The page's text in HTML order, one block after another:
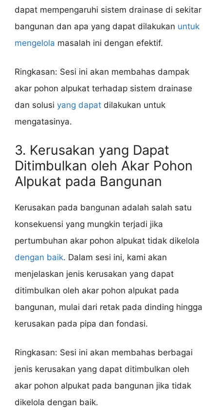
dapat mempengaruhi sistem drainase di sekitar
bangunan dan apa yang dapat dilakukan untuk
mengelola masalah ini dengan efektif.
Ringkasan: Sesi ini akan membahas dampak
akar pohon alpukat terhadap sistem drainase
dan solusi yang dapat dilakukan untuk
mengatasinya.
3. Kerusakan yang Dapat
Ditimbulkan oleh Akar Pohon
Alpukat pada Bangunan
Kerusakan pada bangunan adalah salah satu
konsekuensi yang mungkin terjadi jika
pertumbuhan akar pohon alpukat tidak dikelola
dengan baik. Dalam sesi ini, kami akan
menjelaskan jenis kerusakan yang dapat
ditimbulkan oleh akar pohon alpukat pada
bangunan, mulai dari retak pada dinding hingga
kerusakan pada pipa dan fondasi.
Ringkasan: Sesi ini akan membahas berbagai
jenis kerusakan yang dapat ditimbulkan oleh
akar pohon alpukat pada bangunan jika tidak
dikelola dengan baik.